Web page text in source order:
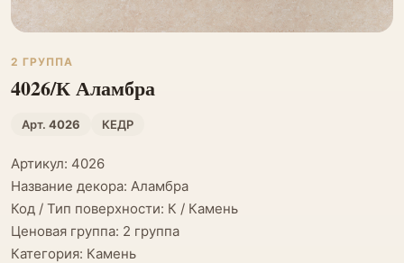
2 ГРУППА
4026/К Аламбра
Арт. 4026 КЕДР
Артикул: 4026
Название декора: Аламбра
Код / Тип поверхности: К / Камень
Ценовая группа: 2 группа
Категория: Камень